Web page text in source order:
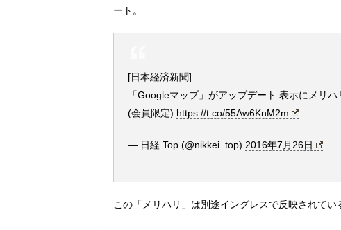
ート。
[日本経済新聞]
「Googleマップ」がアップデート 表示にメリハ
(会員限定) https://t.co/55Aw6KnM2m
— 日経 Top (@nikkei_top) 2016年7月26日
この「メリハリ」は別途イングレスで反映されて